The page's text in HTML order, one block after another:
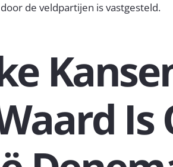
de veldpartijen is vastgesteld.
Is